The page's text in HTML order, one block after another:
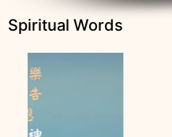
Spiritual Words